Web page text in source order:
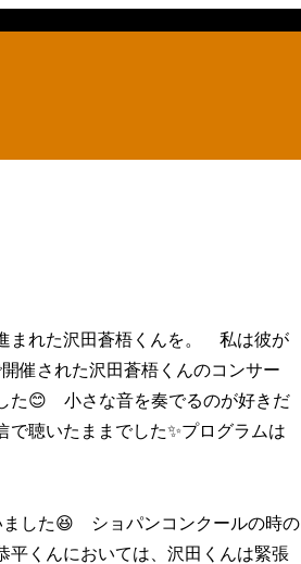
まれた沢田蒼梧くんを。 私は彼が
催された沢田蒼梧くんのコンサー
た😊 小さな音を奏でるのが好きだ
聴いたままでした✨プログラムは
ました😆 ショパンコンクールの時の
平くんにおいては、沢田くんは緊張